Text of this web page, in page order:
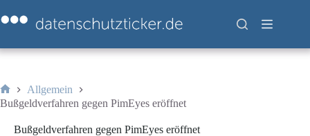
Inhalt
springen
Start
Allgemein
Bußgeldverfahren gegen PimEyes eröffnet
Bußgeldverfahren gegen PimEyes eröffnet